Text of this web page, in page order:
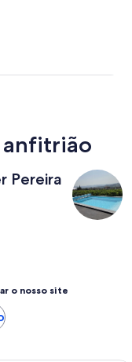
anfitrião
Pereira
o nosso site